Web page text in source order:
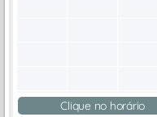
Clique no horário